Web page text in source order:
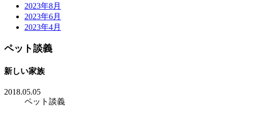
2023年8月
2023年6月
2023年4月
ペット談義
新しい家族
2018.05.05
ペット談義